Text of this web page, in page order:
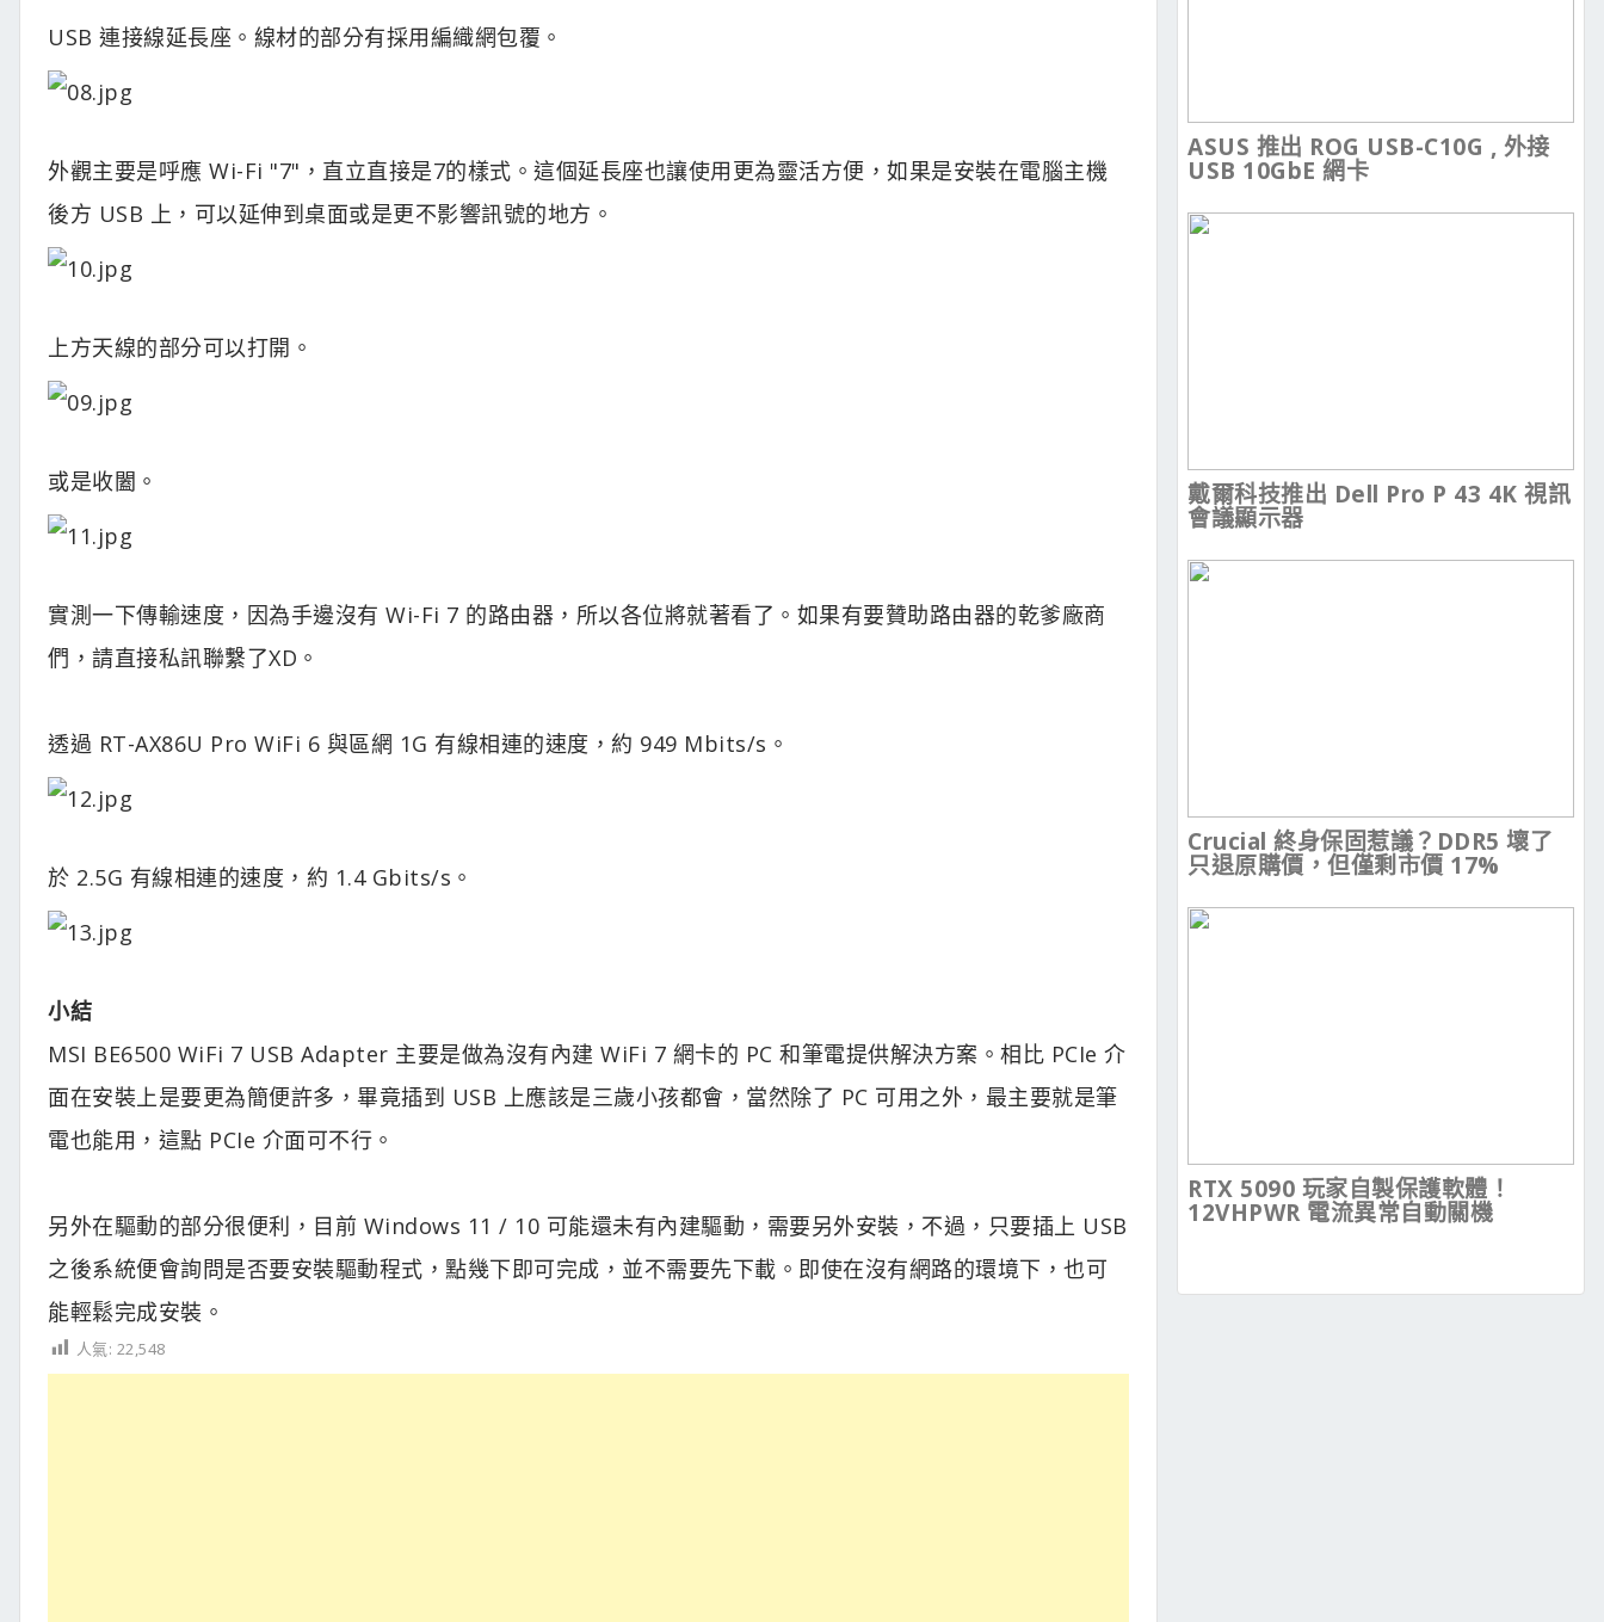
USB 連接線延長座。線材的部分有採用編織網包覆。
外觀主要是呼應 Wi-Fi "7"，直立直接是7的樣式。這個延長座也讓使用更為靈活方便，如果是安裝在電腦主機
後方 USB 上，可以延伸到桌面或是更不影響訊號的地方。
上方天線的部分可以打開。
或是收闔。
實測一下傳輸速度，因為手邊沒有 Wi-Fi 7 的路由器，所以各位將就著看了。如果有要贊助路由器的乾爹廠商
們，請直接私訊聯繫了XD。
透過 RT-AX86U Pro WiFi 6 與區網 1G 有線相連的速度，約 949 Mbits/s。
於 2.5G 有線相連的速度，約 1.4 Gbits/s。
小結
MSI BE6500 WiFi 7 USB Adapter 主要是做為沒有內建 WiFi 7 網卡的 PC 和筆電提供解決方案。相比 PCIe 介
面在安裝上是要更為簡便許多，畢竟插到 USB 上應該是三歲小孩都會，當然除了 PC 可用之外，最主要就是筆
電也能用，這點 PCIe 介面可不行。
另外在驅動的部分很便利，目前 Windows 11 / 10 可能還未有內建驅動，需要另外安裝，不過，只要插上 USB
之後系統便會詢問是否要安裝驅動程式，點幾下即可完成，並不需要先下載。即使在沒有網路的環境下，也可
能輕鬆完成安裝。
人氣: 22,548
ASUS 推出 ROG USB-C10G , 外接
USB 10GbE 網卡
戴爾科技推出 Dell Pro P 43 4K 視訊
會議顯示器
Crucial 終身保固惹議？DDR5 壞了
只退原購價，但僅剩市價 17%
RTX 5090 玩家自製保護軟體！
12VHPWR 電流異常自動關機